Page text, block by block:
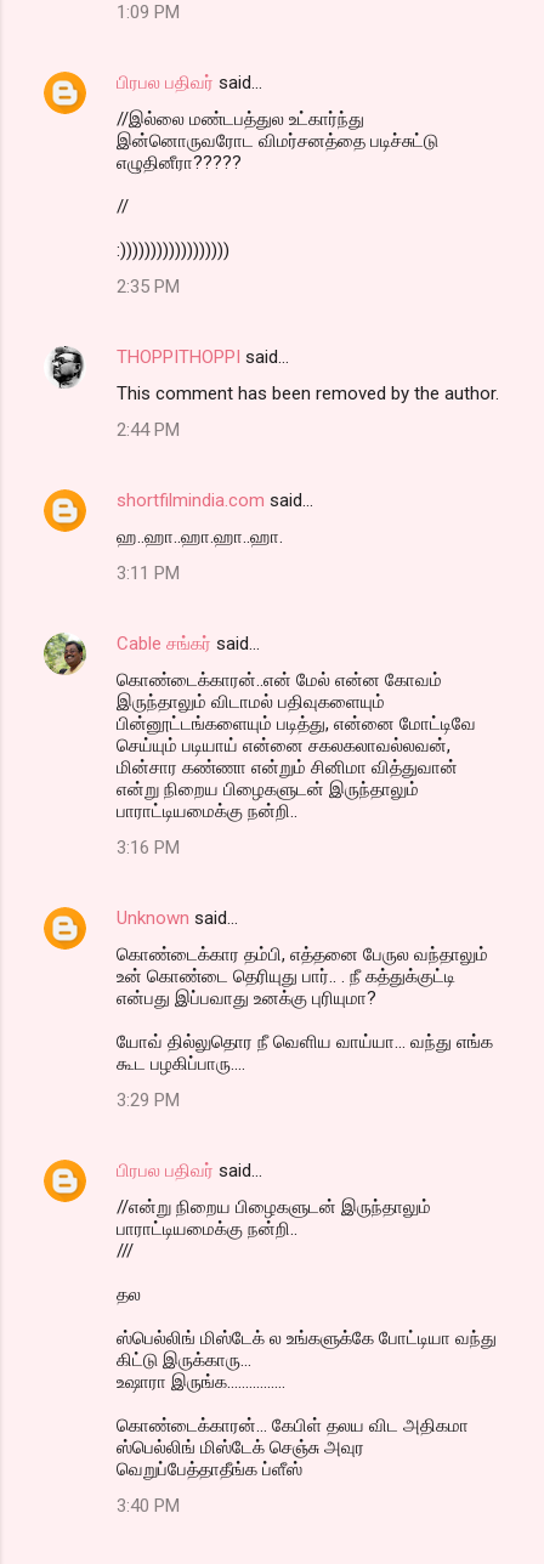
1:09 PM
பிரபல பதிவர் said…
//இல்லை மண்டபத்துல உட்கார்ந்து
இன்னொருவரோட விமர்சனத்தை படிச்சுட்டு
எழுதினீரா?????
//
:))))))))))))))))))
2:35 PM
THOPPITHOPPI said…
This comment has been removed by the author.
2:44 PM
shortfilmindia.com said…
ஹ..ஹா..ஹா.ஹா..ஹா.
3:11 PM
Cable சங்கர் said…
கொண்டைக்காரன்..என் மேல் என்ன கோவம்
இருந்தாலும் விடாமல் பதிவுகளையும்
பின்னூட்டங்களையும் படித்து, என்னை மோட்டிவே
செய்யும் படியாய் என்னை சகலகலாவல்லவன்,
மின்சார கண்ணா என்றும் சினிமா வித்துவான்
என்று நிறைய பிழைகளுடன் இருந்தாலும்
பாராட்டியமைக்கு நன்றி..
3:16 PM
Unknown said…
கொண்டைக்கார தம்பி, எத்தனை பேருல வந்தாலும்
உன் கொண்டை தெரியுது பார்.. . நீ கத்துக்குட்டி
என்பது இப்பவாது உனக்கு புரியுமா?
யோவ் தில்லுதொர நீ வெளிய வாய்யா... வந்து எங்க
கூட பழகிப்பாரு....
3:29 PM
பிரபல பதிவர் said…
//என்று நிறைய பிழைகளுடன் இருந்தாலும்
பாராட்டியமைக்கு நன்றி..
///
தல‌
ஸ்பெல்லிங் மிஸ்டேக் ல உங்களுக்கே போட்டியா வந்து
கிட்டு இருக்காரு...
உஷாரா இருங்க................
கொண்டைக்காரன்... கேபிள் தலய விட அதிகமா
ஸ்பெல்லிங் மிஸ்டேக் செஞ்சு அவுர
வெறுப்பேத்தாதீங்க ப்ளீஸ்
3:40 PM